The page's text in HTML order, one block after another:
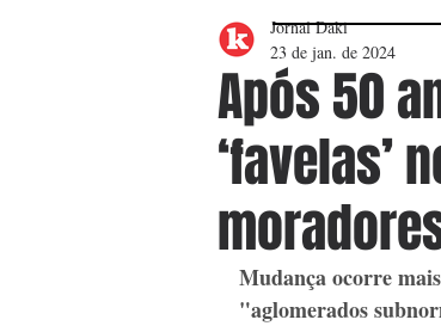
Após 50
‘favelas’
Jornal Daki
23 de jan. de 2024
Mudança ocorre
"aglomerados